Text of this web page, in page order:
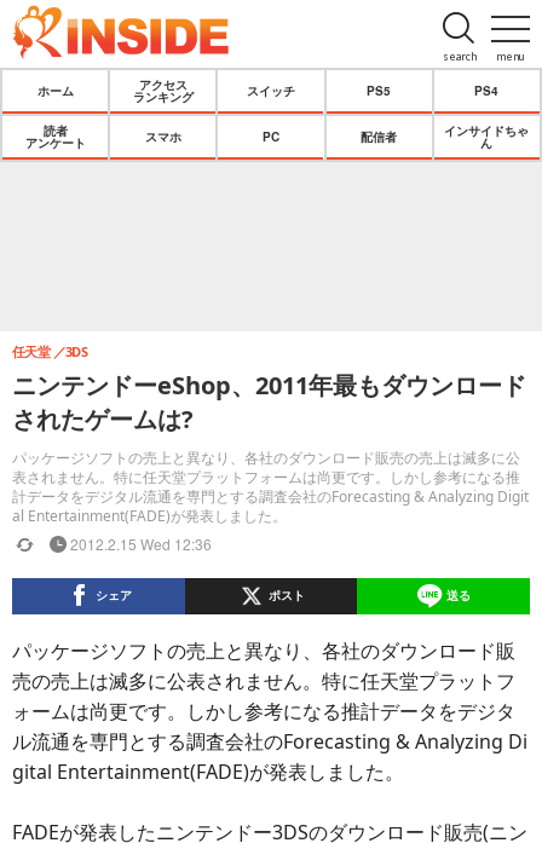
menu
search
ホーム
アクセス
ランキング
スイッチ PS5 PS4
読者
アンケート
スマホ PC 配信者
インサイドちゃ
ん
ニンテンドーeShop、2011年最もダウンロード
されたゲームは?
パッケージソフトの売上と異なり、各社のダウンロード販売の売上は滅多に公
表されません。特に任天堂プラットフォームは尚更です。しかし参考になる推
計データをデジタル流通を専門とする調査会社のForecasting & Analyzing Digit
al Entertainment(FADE)が発表しました。
任天堂 3DS
2012.2.15 Wed 12:36
シェア ポスト 送る
パッケージソフトの売上と異なり、各社のダウンロード販
売の売上は滅多に公表されません。特に任天堂プラットフ
ォームは尚更です。しかし参考になる推計データをデジタ
ル流通を専門とする調査会社のForecasting & Analyzing Di
gital Entertainment(FADE)が発表しました。
FADEが発表したニンテンドー3DSのダウンロード販売(ニン